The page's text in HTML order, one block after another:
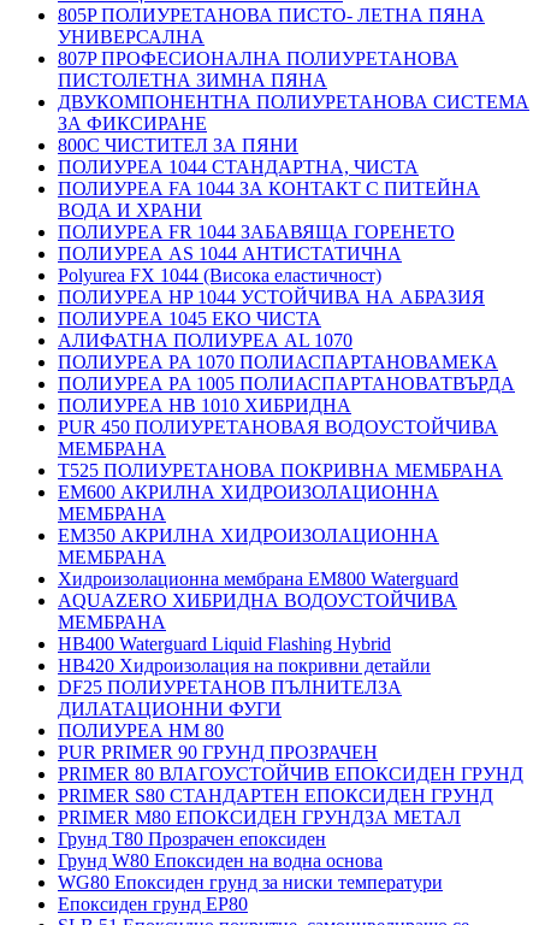
805P ПОЛИУРЕТАНОВА ПИСТО- ЛЕТНА ПЯНА
УНИВЕРСАЛНА
807P ПРОФЕСИОНАЛНА ПОЛИУРЕТАНОВА
ПИСТОЛЕТНА ЗИМНА ПЯНА
ДВУКОМПОНЕНТНА ПОЛИУРЕТАНОВА СИСТЕМА
ЗА ФИКСИРАНЕ
800C ЧИСТИТЕЛ ЗА ПЯНИ
ПОЛИУРЕА 1044 СТАНДАРТНА, ЧИСТА
ПОЛИУРЕА FA 1044 ЗА КОНТАКТ С ПИТЕЙНА
ВОДА И ХРАНИ
ПОЛИУРЕА FR 1044 ЗАБАВЯЩА ГОРЕНЕТО
ПОЛИУРЕА AS 1044 АНТИСТАТИЧНА
Polyurea FX 1044 (Висока еластичност)
ПОЛИУРЕА HP 1044 УСТОЙЧИВА НА АБРАЗИЯ
ПОЛИУРЕА 1045 ЕКО ЧИСТА
АЛИФАТНА ПОЛИУРЕА AL 1070
ПОЛИУРЕА PA 1070 ПОЛИАСПАРТАНОВАМЕКА
ПОЛИУРЕА PA 1005 ПОЛИАСПАРТАНОВАТВЪРДА
ПОЛИУРЕА HB 1010 ХИБРИДНА
PUR 450 ПОЛИУРЕТАНОВАЯ ВОДОУСТОЙЧИВА
МЕМБРАНА
T525 ПОЛИУРЕТАНОВА ПОКРИВНА МЕМБРАНА
EM600 АКРИЛНА ХИДРОИЗОЛАЦИОННА
МЕМБРАНА
EM350 АКРИЛНА ХИДРОИЗОЛАЦИОННА
МЕМБРАНА
Хидроизолационна мембрана EM800 Waterguard
AQUAZERO ХИБРИДНА ВОДОУСТОЙЧИВА
МЕМБРАНА
HB400 Waterguard Liquid Flashing Hybrid
HB420 Хидроизолация на покривни детайли
DF25 ПОЛИУРЕТАНОВ ПЪЛНИТЕЛЗА
ДИЛАТАЦИОННИ ФУГИ
ПОЛИУРЕА HM 80
PUR PRIMER 90 ГРУНД ПРОЗРАЧЕН
PRIMER 80 ВЛАГОУСТОЙЧИВ ЕПОКСИДЕН ГРУНД
PRIMER S80 СТАНДАРТЕН ЕПОКСИДЕН ГРУНД
PRIMER M80 ЕПОКСИДЕН ГРУНДЗА МЕТАЛ
Грунд Т80 Прозрачен епоксиден
Грунд W80 Епоксиден на водна основа
WG80 Епоксиден грунд за ниски температури
Епоксиден грунд EP80